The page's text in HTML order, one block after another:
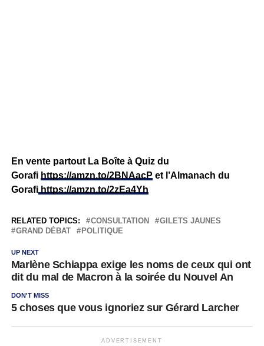
En vente partout La Boîte à Quiz du
Gorafi https://amzn.to/2BNAacP et l’Almanach du
Gorafihttps://amzn.to/2zEa4Yh
RELATED TOPICS: CONSULTATION
GILETS JAUNES
GRAND DÉBAT
POLITIQUE
UP NEXT
Marlène Schiappa exige les noms de ceux qui ont
dit du mal de Macron à la soirée du Nouvel An
DON'T MISS
5 choses que vous ignoriez sur Gérard Larcher
ADVERTISEMENT